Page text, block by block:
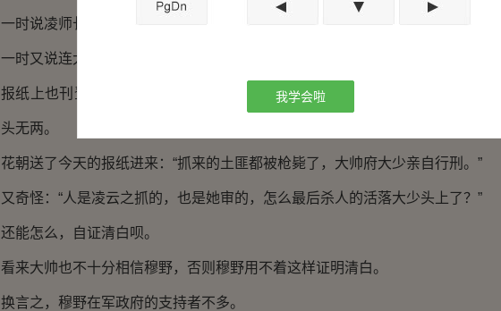
一时说凌师长也已经认可了他，默许了他与凌云之的婚事。
一时又说连大帅都夸他和凌云之是天作之合。
报纸上也刊登了他和凌云之剿匪一事，满纸都是对这两位留洋归来的学子的
头无两。
花朝送了今天的报纸进来：“抓来的土匪都被枪毙了，大帅府大少亲自行刑。”
又奇怪：“人是凌云之抓的，也是她审的，怎么最后杀人的活落大少头上了？”
还能怎么，自证清白呗。
看来大帅也不十分相信穆野，否则穆野用不着这样证明清白。
换言之，穆野在军政府的支持者不多。
我学会啦